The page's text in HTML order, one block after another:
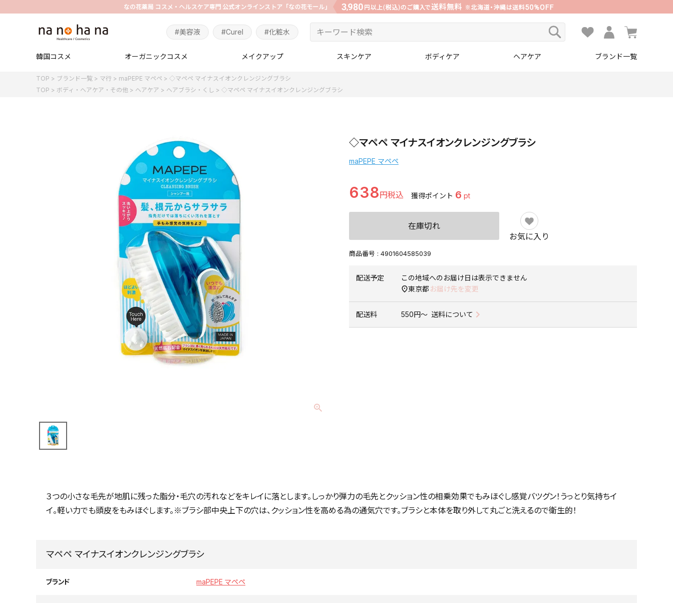
#化粧水
#Curel
#美容液
韓国コスメ オーガニックコスメ メイクアップ スキンケア ボディケア ヘアケア ブランド一覧
TOP ブランド一覧 マ行 maPEPE マペペ
◇マペペ マイナスイオンクレンジングブラシ
TOP
ボディ・ヘアケア・その他 ヘアケア ヘアブラシ・くし ◇マペペ マイナスイオンクレンジングブラシ
◇マペペ マイナスイオンクレンジングブラシ
maPEPE マペペ
638 獲得ポイント 6 pt
在庫切れ
お気に入り
商品番号 4901604585039
配送予定
この地域へのお届け日は表示できません
東京都 お届け先を変更
配送料 550円〜 送料について
３つの小さな毛先が地肌に残った脂分・毛穴の汚れなどをキレイに落とします。しっかり弾力の毛先とクッション性の相乗効果でもみほぐし感覚バツグン！うっとり気持ちイ
イ。軽い力でも頭皮をもみほぐします。※ブラシ部中央上下の穴は、クッション性を高める為の通気穴です。ブラシと本体を取り外して丸ごと洗えるので衛生的！
マペペ マイナスイオンクレンジングブラシ
ブランド maPEPE マペペ